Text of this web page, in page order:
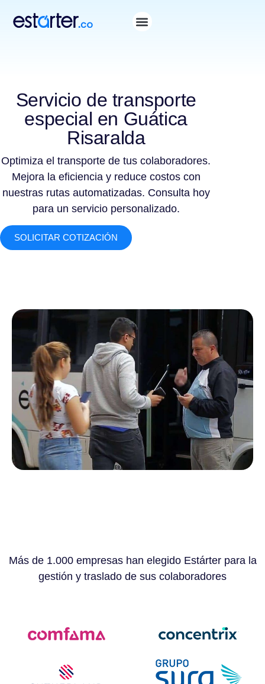
Servicio de transporte
especial en Guática
Risaralda
Optimiza el transporte de tus colaboradores.
Mejora la eficiencia y reduce costos con
nuestras rutas automatizadas. Consulta hoy
para un servicio personalizado.
SOLICITAR COTIZACIÓN
Más de 1.000 empresas han elegido Estárter para la
gestión y traslado de sus colaboradores